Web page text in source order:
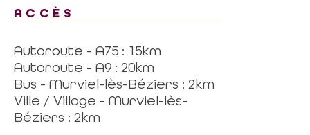
ACCÈS
Autoroute - A75 : 15km
Autoroute - A9 : 20km
Bus - Murviel-lès-Béziers : 2km
Ville / Village - Murviel-lès-
Béziers : 2km